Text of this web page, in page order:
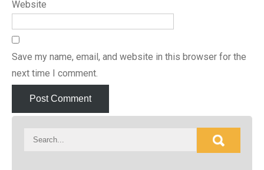
Website
Save my name, email, and website in this browser for the
next time I comment.